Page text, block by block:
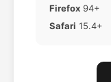
Firefox 94+
Safari 15.4+